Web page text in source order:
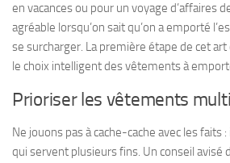
en vacances ou pour un voyage d’affaires
agréable lorsqu’on sait qu’on a emporté
se surcharger. La première étape de cet
le choix intelligentdes vêtements à
Prioriser les vêtements
Ne jouons pas à cache-cache avec les
qui servent plusieurs fins. Un conseil avisé